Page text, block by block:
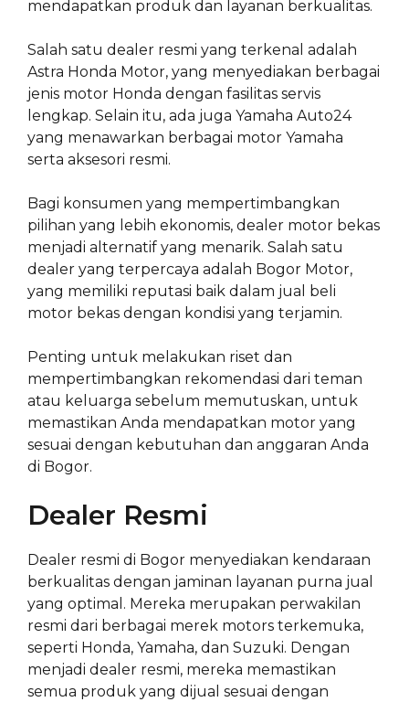
mendapatkan produk dan layanan berkualitas.
Salah satu dealer resmi yang terkenal adalah
Astra Honda Motor, yang menyediakan berbagai
jenis motor Honda dengan fasilitas servis
lengkap. Selain itu, ada juga Yamaha Auto24
yang menawarkan berbagai motor Yamaha
serta aksesori resmi.
Bagi konsumen yang mempertimbangkan
pilihan yang lebih ekonomis, dealer motor bekas
menjadi alternatif yang menarik. Salah satu
dealer yang terpercaya adalah Bogor Motor,
yang memiliki reputasi baik dalam jual beli
motor bekas dengan kondisi yang terjamin.
Penting untuk melakukan riset dan
mempertimbangkan rekomendasi dari teman
atau keluarga sebelum memutuskan, untuk
memastikan Anda mendapatkan motor yang
sesuai dengan kebutuhan dan anggaran Anda
di Bogor.
Dealer Resmi
Dealer resmi di Bogor menyediakan kendaraan
berkualitas dengan jaminan layanan purna jual
yang optimal. Mereka merupakan perwakilan
resmi dari berbagai merek motors terkemuka,
seperti Honda, Yamaha, dan Suzuki. Dengan
menjadi dealer resmi, mereka memastikan
semua produk yang dijual sesuai dengan